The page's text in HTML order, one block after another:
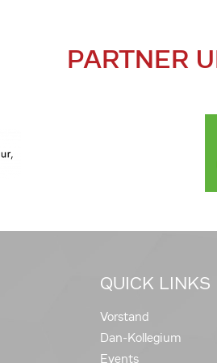
PARTNER
QUICK LINKS
Vorstand
Dan-Kollegium
Events